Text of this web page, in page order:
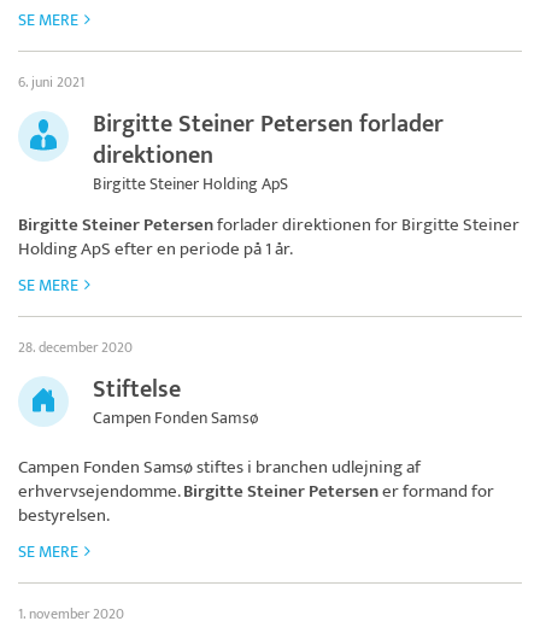
SE MERE
6. juni 2021
Birgitte Steiner Petersen forlader
direktionen
Birgitte Steiner Holding ApS
Birgitte Steiner Petersenforlader direktionen forBirgitte Steiner
Holding ApSefter en periode på 1 år.
SE MERE
28. december 2020
Stiftelse
Campen Fonden Samsø
Campen Fonden Samsøstiftes i branchen udlejning af
erhvervsejendomme.Birgitte Steiner Petersener formand for
bestyrelsen.
SE MERE
1. november 2020